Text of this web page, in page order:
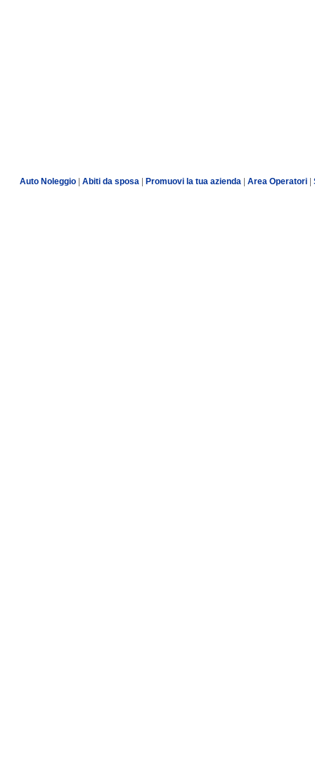
Auto Noleggio Abiti da sposa Promuovi la tua azienda Area Operatori